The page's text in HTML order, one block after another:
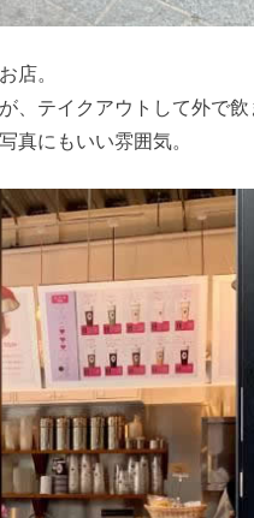
店。
、テイクアウトして外で
真にもいい雰囲気。